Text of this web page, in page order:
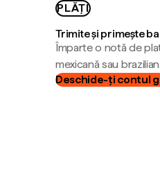
PLĂȚI
Trimite și primește
Împarte o notă de
mexicană sau
Deschide-ți contul